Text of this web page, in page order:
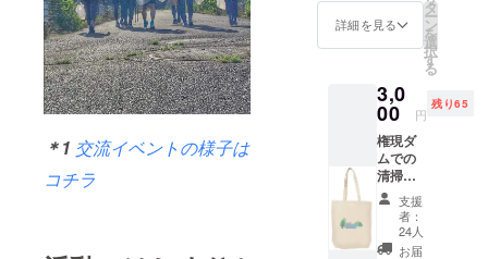
＊1 交流イベントの様子は
コチラ
トプログラ
用し、保険
による活動
中の怪我の
補償に対
応。また活
動資材（軍
手、火ばさ
み、ゴミ
す。ま
た、ご
支援へ
メール
を送信
いたし
ます。
デザイ
ンは、
高校2年
生のイ
ラスト
レー
詳細を見る
タ
ー
ン
を
選
択
す
る
3,0
00 円
残り65
権現ダ
ムでの
清掃活
動をイ
メージ
したオ
リジナ
支援
者：
24人
お届